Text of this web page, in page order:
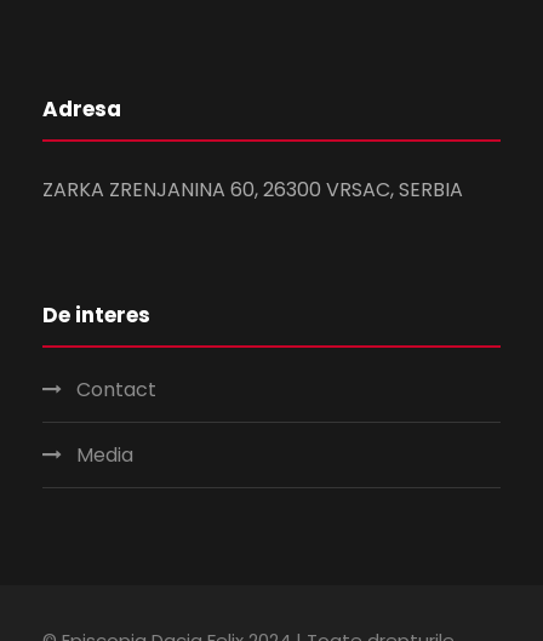
Adresa
ZARKA ZRENJANINA 60, 26300 VRSAC, SERBIA
De interes
Contact
Media